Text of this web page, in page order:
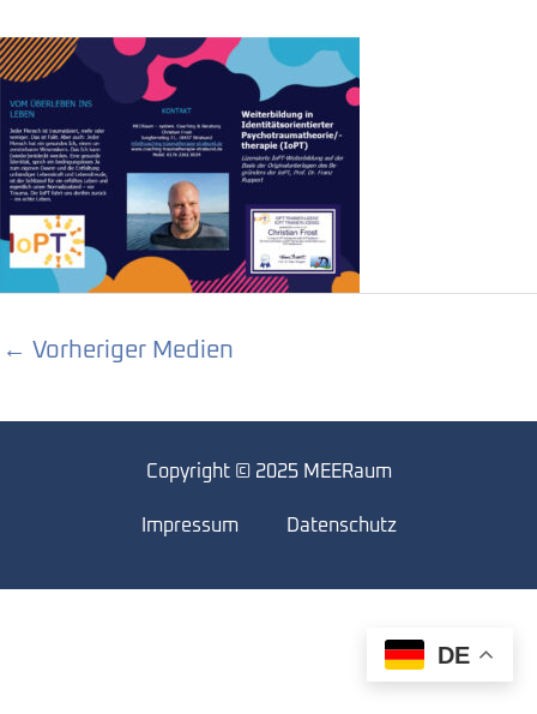
← Vorheriger Medien
Copyright © 2025 MEERaum
Impressum Datenschutz
DE